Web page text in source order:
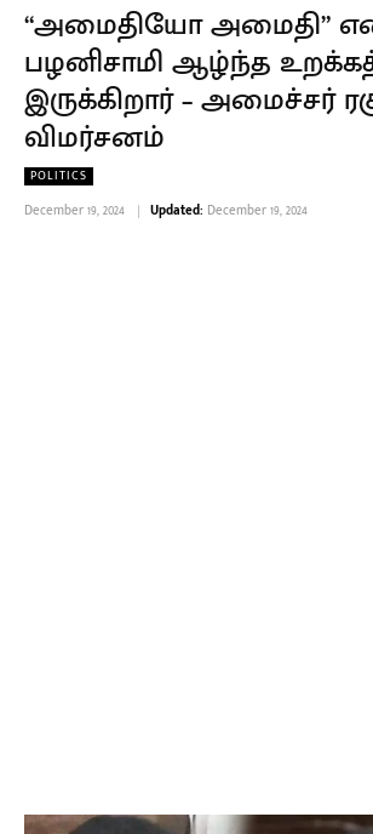
“அமைதியோ அமைதி”
பழனிசாமி ஆழ்ந்த
இருக்கிறார் – அமைச்சர்
விமர்சனம்
POLITICS
December 19, 2024 Updated: December 19, 2024